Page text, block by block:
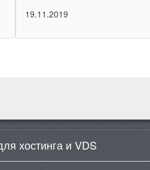
19.11.2019
хостинга и VDS